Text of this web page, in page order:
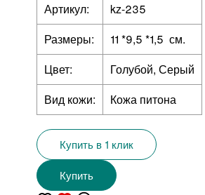
Артикул:
kz-235
Размеры:
11 *9,5 *1,5 см.
Цвет:
Голубой, Серый
Вид кожи:
Кожа питона
Купить в 1 клик
Купить